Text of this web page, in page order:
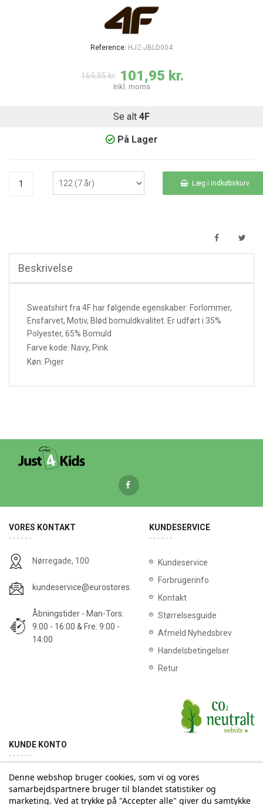
Reference: HJZ-JBLD004
169,95 kr. 101,95 kr.
Inkl. moms
Se alt 4F
På Lager
Læg i indkøbskurv
Beskrivelse
Sweatshirt fra 4F har følgende egenskaber: Forlommer,
Ensfarvet, Motiv, Blød bomuldkvalitet. Er udført i 35%
Polyester, 65% Bomuld
Farve kode: Navy, Pink
Køn: Piger
VORES KONTAKT
Nørregade, 100
kundeservice@eurostores.dk
Åbningstider - Man-Tors:
9:00 - 16:00 & Fre: 9:00 -
14:00
KUNDESERVICE
Kundeservice
Forbrugerinfo
Kontakt
Størrelsesguide
Afmeld Nyhedsbrev
Handelsbetingelser
Retur
KUNDE KONTO
Min konto Ordrehistorik Returnering Adresse
Denne webshop bruger cookies, som vi og vores
samarbejdspartnere bruger til blandet statistiker og
marketing. Ved at trykke på "Accepter alle" giver du samtykke